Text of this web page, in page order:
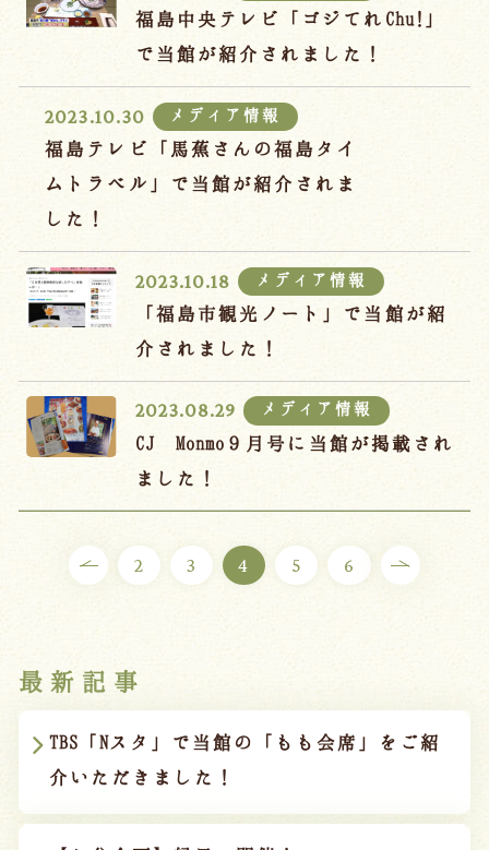
福島中央テレビ「ゴジてれChu!」
で当館が紹介されました！
2023.10.30 メディア情報
福島テレビ「馬蕉さんの福島タイ
ムトラベル」で当館が紹介されま
した！
2023.10.18 メディア情報
「福島市観光ノート」で当館が紹
介されました！
2023.08.29 メディア情報
CJ Monmo９月号に当館が掲載され
ました！
2 3 4 5 6
最新記事
TBS「Nスタ」で当館の「もも会席」をご紹
介いただきました！